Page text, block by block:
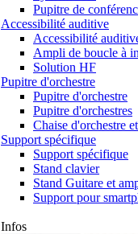
Pupitre de
Accessibilité auditive
Accessibilité
Ampli de boucle à
Solution HF
Pupitre d'orchestre
Pupitre d'orchestre
Pupitre d'orchestres
Chaise d'orchestre
Support spécifique
Support spécifique
Stand clavier
Stand Guitare et
Support pour
Infos